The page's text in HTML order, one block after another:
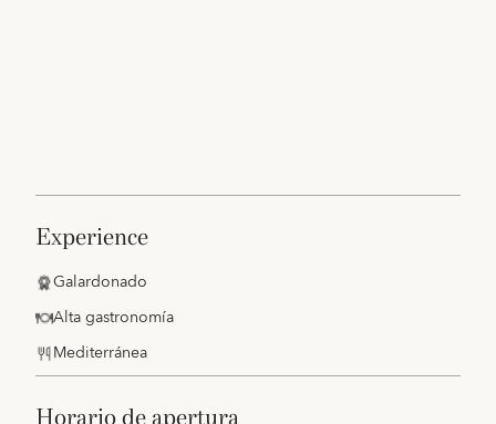
experience
Galardonado
Alta gastronomía
Mediterránea
horario de apertura